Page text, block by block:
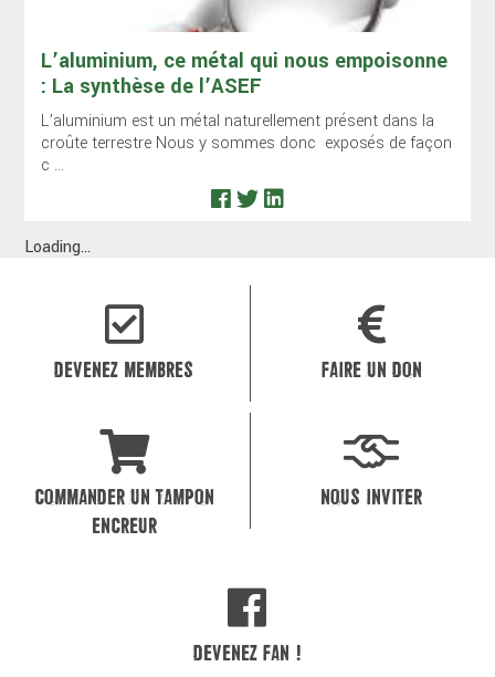
L’aluminium, ce métal qui nous empoisonne
: La synthèse de l’ASEF
L’aluminium est un métal naturellement présent dans la
croûte terrestre Nous y sommes donc exposés de façon
c ...
Loading...
DEVENEZ MEMBRES FAIRE UN DON
COMMANDER UN TAMPON
ENCREUR
NOUS INVITER
DEVENEZ FAN !